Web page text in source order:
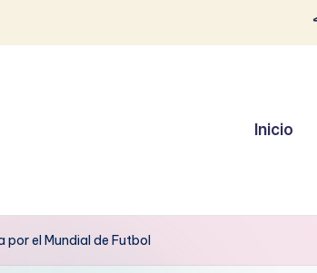
Inicio
el Mundial de Futbol